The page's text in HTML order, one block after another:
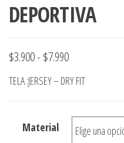
DEPORTIVA
$3.900- $7.990Rango
de
desde
$3.900
TELA :JERSEY – DRY FIT
Material